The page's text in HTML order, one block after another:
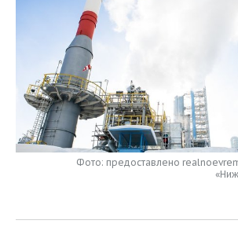
НЕФТЕХИМИЯ
ОПК
ЭНЕРГЕТИКА
РОЗНИЧНАЯ ТОРГОВЛЯ
ТРАНСПОРТ
УСЛУГИ
НОВОСТИ ТЕХНОЛОГИЙ
МЕДИА
ТЕЛЕКОММУНИКАЦИИ
МЕРОПРИЯТИЯ
НОВОСТИ МЕРОПРИЯТИЙ
ВЫЕЗДНАЯ РЕДАКЦИЯ
БИЗНЕС-БРАНЧИ
СПОРТ
НОВОСТИ СПОРТА
ФУТБОЛ
ОБЩЕСТВО
НОВОСТИ ОБЩЕСТВА
ФОТОГАЛЕРЕЯ
Фото: предоставлено